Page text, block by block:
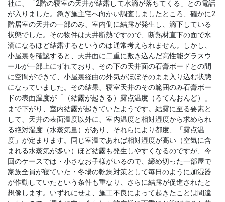
社に、「2階の寝室の天井が結露して水滴が落ちてくる」との電話
が入りました。急ぎ施主宅へ向かい調査しましたところ、確かに2
階居室の天井の一部のみ、室内側に結露が発生し、滴下している
状態でした。その物件は天井断熱ですので、断熱材直下の面で水
滴になるほど結露するというのは通常考えられません。しかし、
小屋裏を確認すると、天井面に二重に敷き込んだ高性能グラスウ
ールが一部上にずれており、その下の天井面の石膏ボードとの間
に空間ができて、小屋裏経由の外気がほぼそのまま入り込む状態
になっていました。その結果、寝室天井のその範囲のみ石膏ボー
ドの表面温度が「（結露が起きる）露点温度（ろてんおんど）」
まで下がり、室内結露が起きていたようです。結露に至る要素と
して、天井の表面温度以外に、室内温度と相対湿度から求められ
る絶対湿度（水蒸気量）があり、それらにより都度、「露点温
度」が定まります。同じ室温であれば相対湿度が高い（空気に含
まれる水蒸気が多い）ほど結露も発生しやすくなるのですが、今
回のケースでは・小さなお子様がいるので、締め切った一部屋で
家族全員が寝ていた・冬場の乾燥対策として毎日のように加湿器
が作動していたという条件も重なり、さらに結露が促進されたと
想像します。いずれにせよ、施工不良によって起きたことは間違